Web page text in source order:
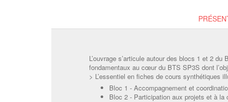
L’ouvrage s’articule autour des blocs 1 et 2
fondamentaux au cœur du BTS SP3S dont
> L’essentiel en fiches de cours synthétiques
Bloc 1 - Accompagnement et
Bloc 2 - Participation aux projets et à la